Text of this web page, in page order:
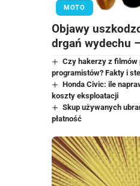
MOTO
Objawy
drgań wydechu
Czy hakerzy z filmów
programistów? Fakty i
Honda Civic: ile
koszty eksploatacji
Skup używanych
płatność